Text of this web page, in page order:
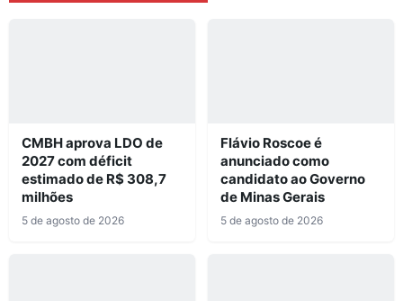
CMBH aprova LDO de
2027 com déficit
estimado de R$ 308,7
milhões
5 de agosto de 2026
Flávio Roscoe é
anunciado como
candidato ao Governo
de Minas Gerais
5 de agosto de 2026